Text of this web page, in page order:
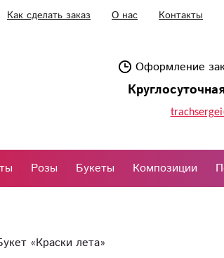
Как сделать заказ О нас Контакты
Оформление
Розы Букеты Композиции
«Краски лета»